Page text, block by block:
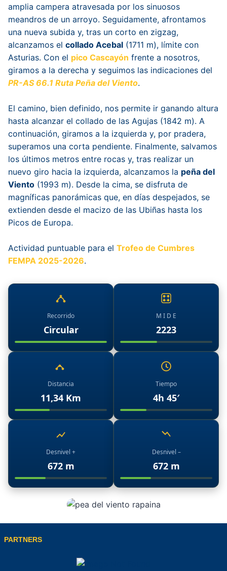
amplia campera atravesada por los sinuosos
meandros de un arroyo. Seguidamente, afrontamos
una nueva subida y, tras un corto en zigzag,
alcanzamos el collado Acebal (1711 m), límite con
Asturias. Con el pico Cascayón frente a nosotros,
giramos a la derecha y seguimos las indicaciones del
PR-AS 66.1 Ruta Peña del Viento.
El camino, bien definido, nos permite ir ganando altura
hasta alcanzar el collado de las Agujas (1842 m). A
continuación, giramos a la izquierda y, por pradera,
superamos una corta pendiente. Finalmente, salvamos
los últimos metros entre rocas y, tras realizar un
nuevo giro hacia la izquierda, alcanzamos la peña del
Viento (1993 m). Desde la cima, se disfruta de
magníficas panorámicas que, en días despejados, se
extienden desde el macizo de las Ubiñas hasta los
Picos de Europa.
Actividad puntuable para el Trofeo de Cumbres
FEMPA 2025-2026.
Recorrido
Circular
Distancia
11,34 Km
Tiempo
4h 45′
Desnivel +
672 m
Desnivel –
672 m
M I D E
2223
PARTNERS